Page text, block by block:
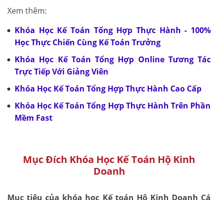
Xem thêm:
Khóa Học Kế Toán Tổng Hợp Thực Hành - 100%
Học Thực Chiến Cùng Kế Toán Trưởng
Khóa Học Kế Toán Tổng Hợp Online Tương Tác
Trực Tiếp Với Giảng Viên
Khóa Học Kế Toán Tổng Hợp Thực Hành Cao Cấp
Khóa Học Kế Toán Tổng Hợp Thực Hành Trên Phần
Mềm Fast
Mục Đích Khóa Học Kế Toán Hộ Kinh
Doanh
Mục tiêu của khóa học Kế toán Hộ Kinh Doanh Cá